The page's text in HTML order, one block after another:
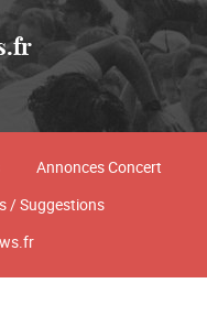
Annonces Concert
/ Suggestions